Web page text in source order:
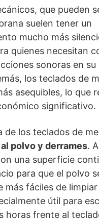
que pueden
suelen tener un
mucho más
quienes necesitan
sonoras en
los teclados de
asequibles, lo que
significativo.
de los teclados de
polvo y derrames.
una superficie
para que el polvo
más fáciles de
útil para
horas frente al